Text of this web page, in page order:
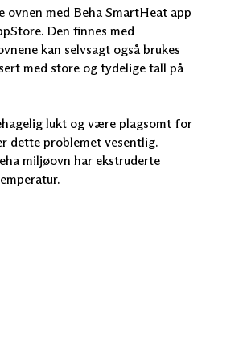
med Beha SmartHeat app
Den finnes med
kan selvsagt også brukes
med store og tydelige tall på
lukt og være plagsomt for
dette problemet vesentlig.
miljøovn har ekstruderte